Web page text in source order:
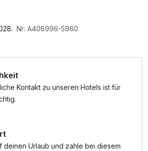
bekommen? Dann schnell auf
Zimmer. Hier steht Ihnen
TV, ein eigenes Badezimmer mit
Sie das Team vom Panorama
Genüssen aus dem Bereich
Sie sich nach einem
Problem! Bei uns können Sie schon
6.00 Uhr und am Wochenende ab
Saunabenutzung, Saunatuch,
Nr: A406996-5960
Kontakt zu unseren Hotels ist für
deinen Urlaub und zahle bei diesem